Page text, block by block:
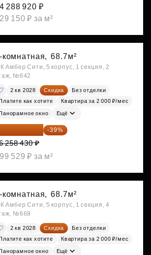
288 920 ₽
150 ₽ за м²
комнатная, 68.7м²
Амбер Сити, 5 корпус, 1 секция, 2
№642
2 кв 2028 Скидка
Без отделки
как хотите
Квартира за 2 000 ₽/мес
окно Ещё
317 642 ₽ -39%
258 430 ₽
529 ₽ за м²
комнатная, 68.7м²
Амбер Сити, 5 корпус, 1 секция, 4
№668
2 кв 2028 Скидка
Без отделки
как хотите
Квартира за 2 000 ₽/мес
окно Ещё